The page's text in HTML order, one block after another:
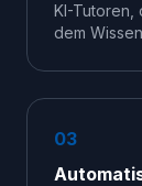
KI-Tutoren,
dem
03